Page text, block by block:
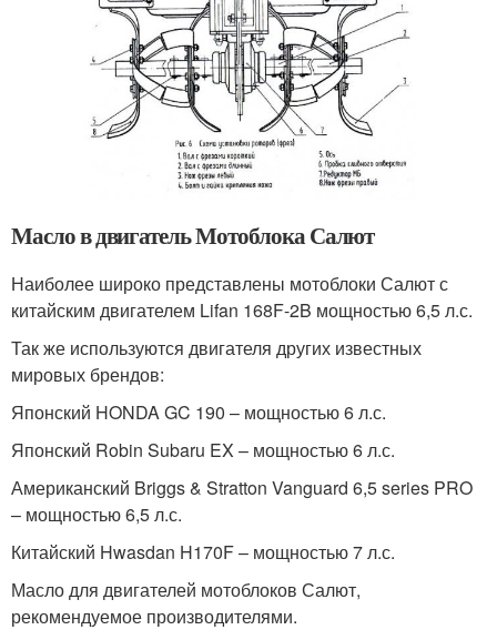
Масло в двигатель Мотоблока Салют
Наиболее широко представлены мотоблоки Салют с
китайским двигателем Lifan 168F-2B мощностью 6,5 л.с.
Так же используются двигателя других известных
мировых брендов:
Японский HONDA GC 190 – мощностью 6 л.с.
Японский Robin Subaru EX – мощностью 6 л.с.
Американский Briggs & Stratton Vanguard 6,5 series PRO
– мощностью 6,5 л.с.
Китайский Hwasdan H170F – мощностью 7 л.с.
Масло для двигателей мотоблоков Салют,
рекомендуемое производителями.